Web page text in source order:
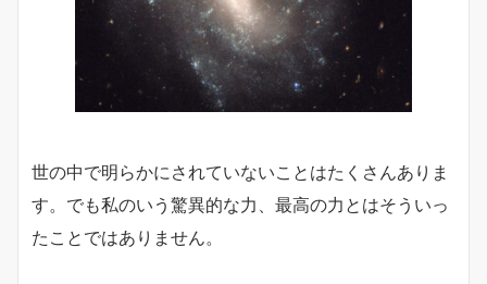
世の中で明らかにされていないことはたくさんありま
す。でも私のいう驚異的な力、最高の力とはそういっ
たことではありません。